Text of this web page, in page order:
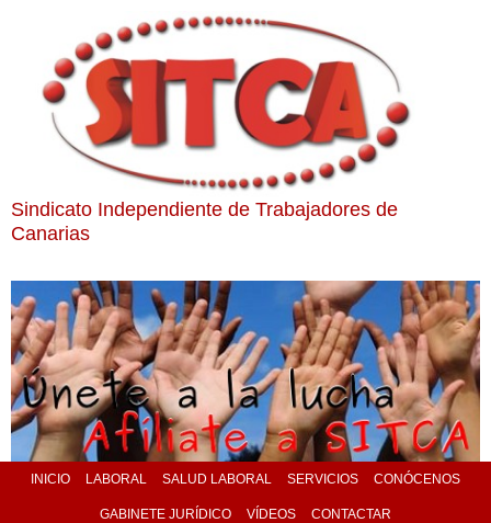
Sindicato Independiente de Trabajadores de
Canarias
INICIO LABORAL SALUD LABORAL SERVICIOS CONÓCENOS
GABINETE JURÍDICO VÍDEOS CONTACTAR